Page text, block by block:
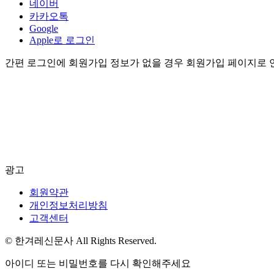
네이버
카카오톡
Google
Apple로 로그인
간편 로그인에 회원가입 정보가 없을 경우 회원가입 페이지로
광고
회원약관
개인정보처리방침
고객센터
© 한겨레신문사 All Rights Reserved.
아이디 또는 비밀번호를 다시 확인해주세요